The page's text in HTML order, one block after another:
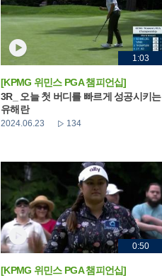
1:03
[KPMG 위민스 PGA 챔피언십]
3R_ 오늘 첫 버디를 빠르게 성공시키는
유해란
2024.06.23 134
0:50
[KPMG 위민스 PGA 챔피언십]